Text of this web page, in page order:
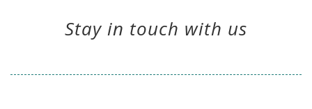
Stay in touch with us